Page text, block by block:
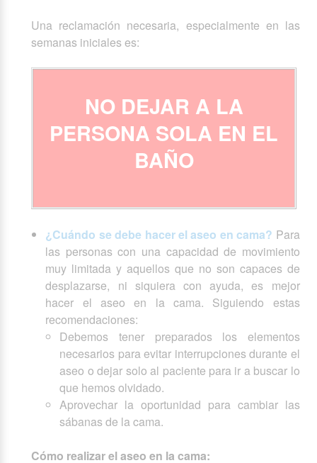
Una reclamación necesaria, especialmente en las
semanas iniciales es:
NO DEJAR A LA
PERSONA SOLA EN EL
BAÑO
¿Cuándo se debe hacer el aseo en cama? Para
las personas con una capacidad de movimiento
muy limitada y aquellos que no son capaces de
desplazarse, ni siquiera con ayuda, es mejor
hacer el aseo en la cama. Siguiendo estas
recomendaciones:
Debemos tener preparados los elementos
necesarios para evitar interrupciones durante el
aseo o dejar solo al paciente para ir a buscar lo
que hemos olvidado.
Aprovechar la oportunidad para cambiar las
sábanas de la cama.
Cómo realizar el aseo en la cama: